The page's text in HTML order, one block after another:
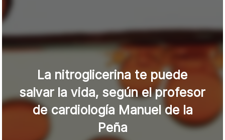
La nitroglicerina te puede
salvar la vida, según el profesor
de cardiología Manuel de la
Peña